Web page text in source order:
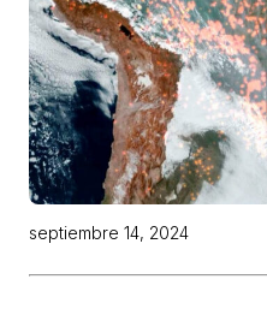
septiembre 14, 2024